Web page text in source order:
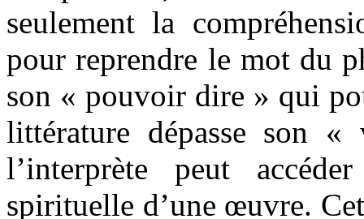
seulement la
pour reprendre le mot du
son « pouvoir dire » qui
littérature dépasse son
l’interprète peut
spirituelle d’une œuvre.